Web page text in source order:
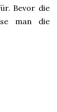
Bevor die
man die